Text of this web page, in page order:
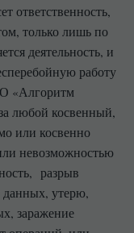
ответственность,
только лишь по
деятельность, и
работу
«Алгоритм
любой косвенный,
или косвенно
невозможностью
разрыв
данных, утерю,
заражение